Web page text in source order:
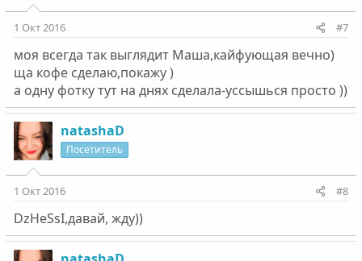
1 Окт 2016 #7
моя всегда так выглядит Маша,кайфующая вечно)
ща кофе сделаю,покажу )
а одну фотку тут на днях сделала-уссышься просто ))
natashaD
Посетитель
1 Окт 2016 #8
DzHeSsI,давай, жду))